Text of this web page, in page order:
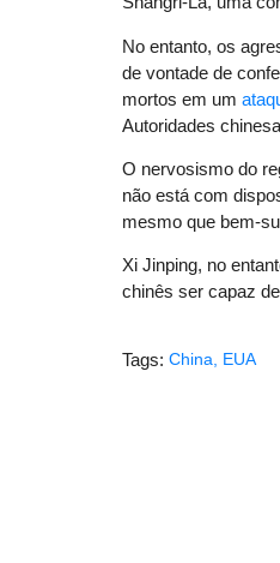
No entanto, os
de vontade de
mortos em um
Autoridades
O nervosismo do
não está com
mesmo que bem-
Xi Jinping, no
chinês ser capaz
Tags: China EUA